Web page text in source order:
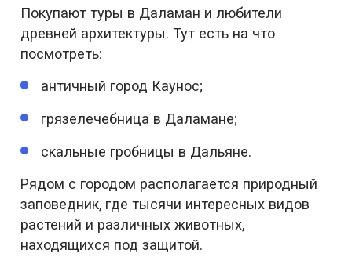
Покупают туры в Даламан и любители
древней архитектуры. Тут есть на что
посмотреть:
античный город Каунос;
грязелечебница в Даламане;
скальные гробницы в Дальяне.
Рядом с городом располагается природный
заповедник, где тысячи интересных видов
растений и различных животных,
находящихся под защитой.